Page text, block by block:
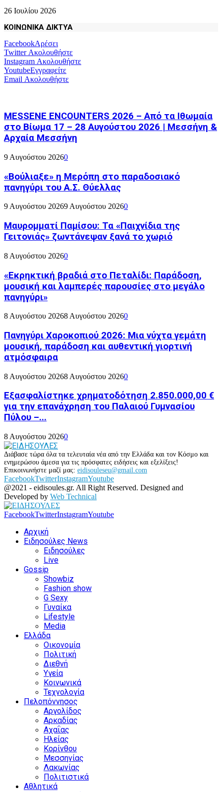
26 Ιουλίου 2026
ΚΟΙΝΩΝΙΚΑ ΔΙΚΤΥΑ
FacebookΑρέσει
TwitterΑκολουθήστε
Instagram Ακολουθήστε
YoutubeΕγγραφείτε
Email Ακολουθήστε
MESSENE ENCOUNTERS 2026 – Από τα Ιθωμαία
στο Βίωμα 17 – 28 Αυγούστου 2026 | Μεσσήνη &
Αρχαία Μεσσήνη
9 Αυγούστου 20260
«Βούλιαξε» η Μερόπη στο παραδοσιακό
πανηγύρι του Α.Σ. Θύελλας
9 Αυγούστου 20269 Αυγούστου 20260
Μαυρομματί Παμίσου: Τα «Παιχνίδια της
Γειτονιάς» ζωντάνεψαν ξανά το χωριό
8 Αυγούστου 20260
«Εκρηκτική βραδιά στο Πεταλίδι: Παράδοση,
μουσική και λαμπερές παρουσίες στο μεγάλο
πανηγύρι»
8 Αυγούστου 20268 Αυγούστου 20260
Πανηγύρι Χαροκοπιού 2026: Μια νύχτα γεμάτη
μουσική, παράδοση και αυθεντική γιορτινή
ατμόσφαιρα
8 Αυγούστου 20268 Αυγούστου 20260
Εξασφαλίστηκε χρηματοδότηση 2.850.000,00 €
για την επανάχρηση του Παλαιού Γυμνασίου
Πύλου –...
8 Αυγούστου 20260
Διάβασε τώρα όλα τα τελευταία νέα από την Ελλάδα και τον Κόσμο και
ενημερώσου άμεσα για τις πρόσφατες ειδήσεις και εξελίξεις!
Επικοινωνήστε μαζί μας: eidisouleseu@gmail.com
FacebookTwitterInstagramYoutube
@2021 - eidisoules.gr. All Right Reserved. Designed and
Developed by Web Technical
FacebookTwitterInstagramYoutube
Αρχική
Ειδησούλες News
Ειδησούλες
Live
Gossip
Showbiz
Fashion show
G Sexy
Γυναίκα
Lifestyle
Media
Ελλάδα
Οικονομία
Πολιτική
Διεθνή
Υγεία
Κοινωνικά
Τεχνολογία
Πελοπόννησος
Αργολίδος
Αρκαδίας
Αχαΐας
Ηλείας
Κορίνθου
Μεσσηνίας
Λακωνίας
Πολιτιστικά
Αθλητικά